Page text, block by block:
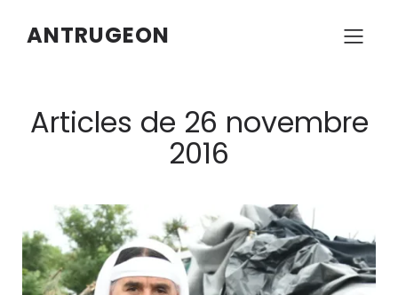
ANTRUGEON
Articles de 26 novembre
2016